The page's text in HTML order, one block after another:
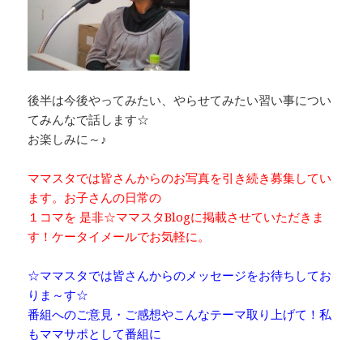
後半は今後やってみたい、やらせてみたい習い事につい
てみんなで話します☆
お楽しみに～♪
ママスタでは皆さんからのお写真を引き続き募集してい
ます。お子さんの日常の
１コマを 是非☆ママスタBlogに掲載させていただきま
す！ケータイメールでお気軽に。
☆ママスタでは皆さんからのメッセージをお待ちしてお
りま～す☆
番組へのご意見・ご感想やこんなテーマ取り上げて！私
もママサポとして番組に